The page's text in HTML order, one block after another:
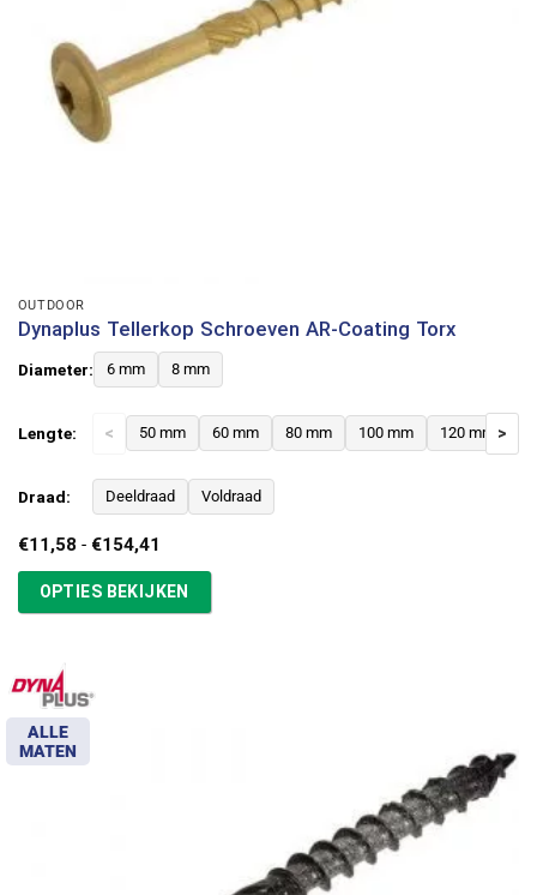
OUTDOOR
Dynaplus Tellerkop Schroeven AR-Coating Torx
Diameter: 6 mm 8 mm
Lengte: < 50 mm 60 mm 80 mm 100 mm 120 mm >
Draad: Deeldraad Voldraad
€11,58 - €154,41
tot
€154,41
OPTIES BEKIJKEN
ALLE
MATEN